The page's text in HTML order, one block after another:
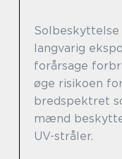
langvarig
forårsage
øge risikoen
bredspektret
mænd
UV-stråler.